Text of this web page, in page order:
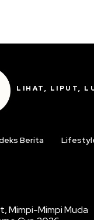
LIHAT, LIPUT,
Berita
Mimpi-Mimpi Muda